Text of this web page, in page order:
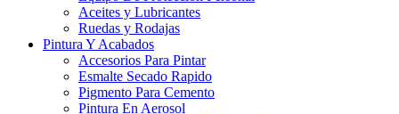
Aceites y Lubricantes
Ruedas y Rodajas
Pintura Y Acabados
Accesorios Para Pintar
Esmalte Secado Rapido
Pigmento Para Cemento
Pintura En Aerosol